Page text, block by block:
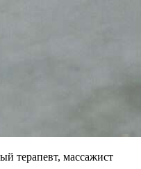
терапевт, массажист